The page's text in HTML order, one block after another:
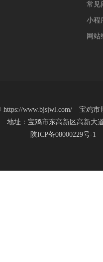
常见
小程
网站
https://www.bjsjwl.com/ 宝鸡
地址：宝鸡市东高新区高新大
陕ICP备08000229号-1